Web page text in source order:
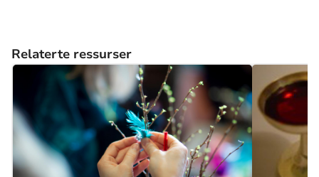
Relaterte ressurser